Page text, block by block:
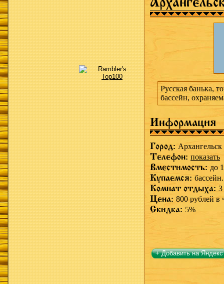
Русская банька,
бассейн,
Информация
Город: Архангельск
Телефон: показать
Вместимость: до
Купаемся: бассейн.
Комнат отдыха: 3
Цена: 800 рублей в
Скидка: 5%
+ Добавить на Яндекс